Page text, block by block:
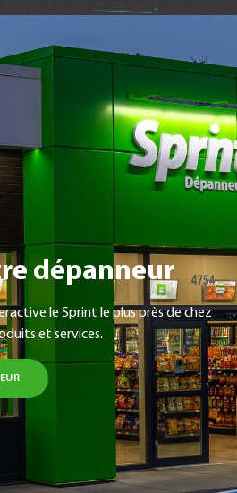
dépanneur
le Sprint le plus près de chez
et services.